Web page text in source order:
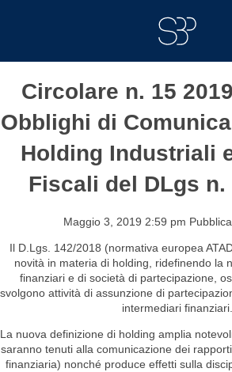
Circolare n. 15
Obblighi di
Holding Industriali
Fiscali del DLgs n.
Maggio 3, 2019 2:59 pm
Il D.Lgs. 142/2018 (normativa europea
novità in materia di holding, ridefinendo la
finanziari e di società di partecipazione,
svolgono attività di assunzione di
intermediari finanziari.
La nuova definizione di holding amplia
saranno tenuti alla comunicazione dei
finanziaria) nonché produce effetti sulla